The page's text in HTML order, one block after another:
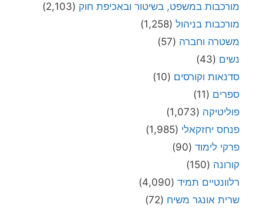
מורכבות במשפט, בשיטור ובאכיפת חוק (2,103)
מורכבות בניהול (1,258)
משטרה וחברה (57)
נשים (43)
סדנאות וקורסים (10)
ספרים (11)
פוליטיקה (1,073)
פנחס יחזקאלי (1,985)
פרקי לימוד (90)
קורונה (150)
רלוונטיים תמיד (4,090)
שרית אונגר משיח (72)